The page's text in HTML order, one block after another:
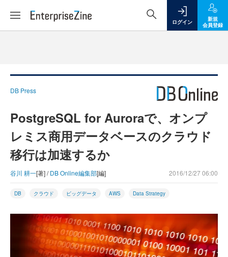
ログイン
新規
会員登録
DB Press
PostgreSQL for Auroraで、オンプ
レミス商用データベースのクラウド
移行は加速するか
谷川 耕一[著] /DB Online編集部[編] 2016/12/27 06:00
DB クラウド ビッグデータ AWS Data Strategy